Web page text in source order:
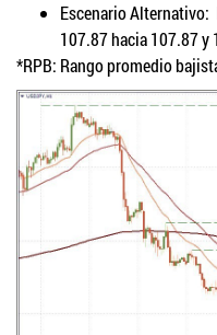
Escenario Alternativo:
107.87 hacia 107.87
*RPB: Rango promedio